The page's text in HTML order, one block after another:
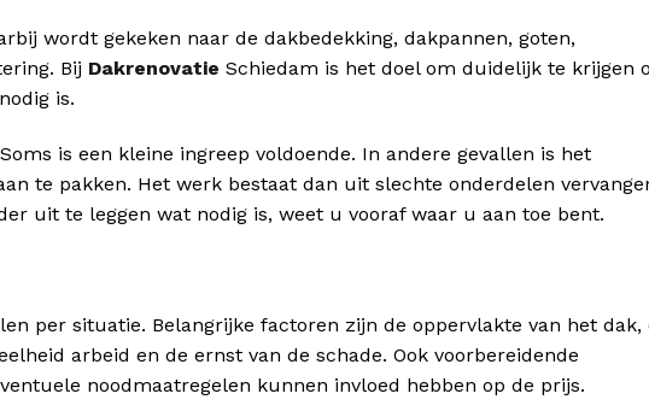
wordt gekeken naar de dakbedekking, dakpannen, goten,
Bij Dakrenovatie Schiedam is het doel om duidelijk te krijgen
is.
is een kleine ingreep voldoende. In andere gevallen is het
te pakken. Het werk bestaat dan uit slechte onderdelen
uit te leggen wat nodig is, weet u vooraf waar u aan toe bent.
per situatie. Belangrijke factoren zijn de oppervlakte van het dak,
arbeid en de ernst van de schade. Ook voorbereidende
noodmaatregelen kunnen invloed hebben op de prijs.